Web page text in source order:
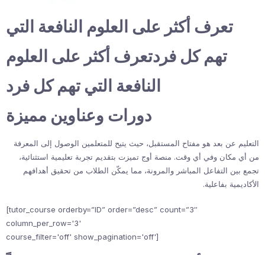
تعرف أكثر على العلوم النافعة التي
تهم كل فردتعرف أكثر على العلوم
النافعة التي تهم كل فرد
دورات وعناوين مميزة
التعليم عن بعد هو مفتاح المستقبل، حيث يتيح للمتعلمين الوصول إلى المعرفة
من أي مكان وفي أي وقت. منصة أوج تميزت بتقديم تجربة تعليمية استثنائية،
تجمع بين التفاعل المباشر والمرونة، مما يمكّن الطلاب من تحقيق أهدافهم
الأكاديمية بفاعلية.
[tutor_course orderby=”ID” order=”desc” count=”3″
column_per_row='3'
course_filter='off' show_pagination='off']